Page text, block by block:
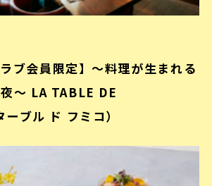
ラブ会員限定】～料理が生まれる
～ LA TABLE DE
ブル ド フミコ）